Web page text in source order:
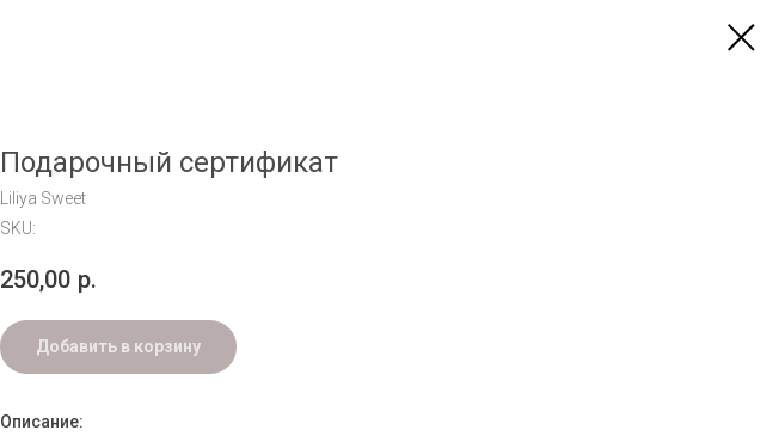
Подарочный сертификат
Liliya Sweet
SKU:
250,00 р.
Добавить в корзину
Описание: